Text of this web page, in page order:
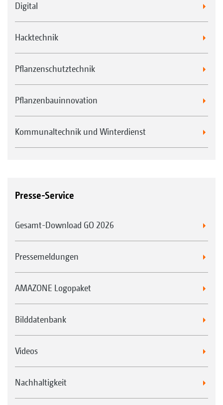
Digital
Hacktechnik
Pflanzenschutztechnik
Pflanzenbauinnovation
Kommunaltechnik und Winterdienst
Presse-Service
Gesamt-Download GO 2026
Pressemeldungen
AMAZONE Logopaket
Bilddatenbank
Videos
Nachhaltigkeit